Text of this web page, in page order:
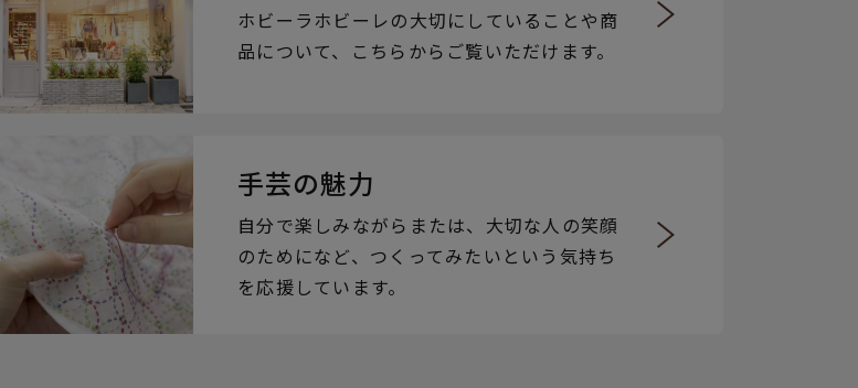
ホビーラホビーレの大切にしていることや商
品について、こちらからご覧いただけます。
手芸の魅力
自分で楽しみながらまたは、大切な人の笑顔
のためになど、つくってみたいという気持ち
を応援しています。